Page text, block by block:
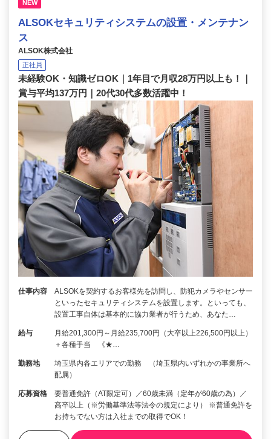
NEW
ALSOKセキュリティシステムの設置・メンテナン
ス
ALSOK株式会社
正社員
未経験OK・知識ゼロOK｜1年目で月収28万円以上も！｜
賞与平均137万円｜20代30代多数活躍中！
仕事内容
ALSOKを契約するお客様先を訪問し、防犯カメラやセンサー
といったセキュリティシステムを設置します。といっても、
設置工事自体は基本的に協力業者が行うため、あなた…
給与
月給201,300円～月給235,700円（大卒以上226,500円以上）
＋各種手当 《★…
勤務地
埼玉県内各エリアでの勤務 （埼玉県内いずれかの事業所へ
配属）
応募資格
要普通免許（AT限定可）／60歳未満（定年が60歳の為）／
高卒以上（※労働基準法等法令の規定により） ※普通免許を
お持ちでない方は入社までの取得でOK！